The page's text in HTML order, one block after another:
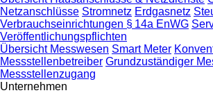
Netzanschlüsse Stromnetz Erdgasnetz
Verbrauchseinrichtungen § 14a EnWG
Veröffentlichungspflichten
Übersicht Messwesen Smart Meter
Messstellenbetreiber Grundzuständiger
Messstellenzugang
Unternehmen